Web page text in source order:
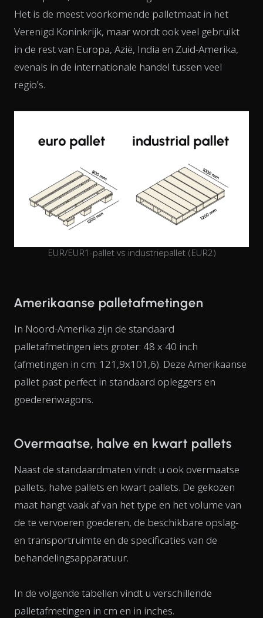
Het is de meest voorkomende palletmaat in het
Verenigd Koninkrijk, maar wordt ook veel gebruikt
in de rest van Europa, Azië, India en Zuid-Amerika,
evenals in de internationale handel tussen veel
regio's.
EUR/EUR1-pallet vs industriepallet (EUR2)
Amerikaanse palletafmetingen
In Noord-Amerika zijn de standaard
palletafmetingen iets groter: 48 x 40 inch
(afmetingen in cm: 121,9x101,6). Deze Amerikaanse
pallet past perfect in standaard opleggers en
goederenwagons.
Overmaatse, halve en kwart pallets
Naast de standaardmaten vindt u ook overmaatse
pallets, halve pallets en kwart pallets. De gekozen
maat hangt vaak af van het type en het volume van
de te vervoeren goederen, de beschikbare opslag-
en transportruimte en de specificaties van de
behandelingsapparatuur.
In de volgende tabellen vindt u verschillende
palletafmetingen in cm en in inches.